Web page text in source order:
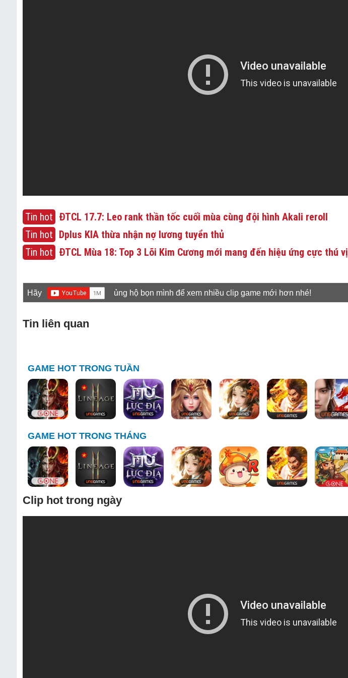
Tin hot ĐTCL 17.7: Leo rank thần tốc cuối mùa cùng đội hình Akali reroll
Tin hot Dplus KIA thừa nhận nợ lương tuyển thủ
Tin hot ĐTCL Mùa 18: Top 3 Lõi Kim Cương mới mang đến hiệu ứng cực thú vị
Hãy ủng hộ bọn mình để xem nhiều clip game mới hơn nhé!
Tin liên quan
GAME HOT TRONG TUẦN
GAME HOT TRONG THÁNG
Clip hot trong ngày